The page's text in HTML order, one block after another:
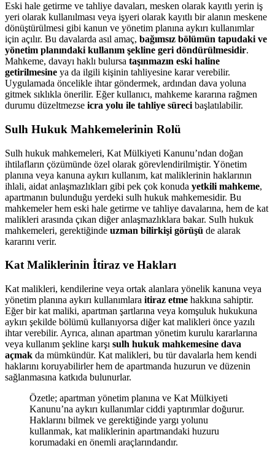
Eski hale getirme ve tahliye davaları, mesken olarak kayıtlı yerin iş
yeri olarak kullanılması veya işyeri olarak kayıtlı bir alanın meskene
dönüştürülmesi gibi kanun ve yönetim planına aykırı kullanımlar
için açılır. Bu davalarda asıl amaç, bağımsız bölümün tapudaki ve
yönetim planındaki kullanım şekline geri döndürülmesidir.
Mahkeme, davayı haklı bulursa taşınmazın eski haline
getirilmesine ya da ilgili kişinin tahliyesine karar verebilir.
Uygulamada öncelikle ihtar göndermek, ardından dava yoluna
gitmek sıklıkla önerilir. Eğer kullanıcı, mahkeme kararına rağmen
durumu düzeltmezse icra yolu ile tahliye süreci başlatılabilir.
Sulh Hukuk Mahkemelerinin Rolü
Sulh hukuk mahkemeleri, Kat Mülkiyeti Kanunu’ndan doğan
ihtilafların çözümünde özel olarak görevlendirilmiştir. Yönetim
planına veya kanuna aykırı kullanım, kat maliklerinin haklarının
ihlali, aidat anlaşmazlıkları gibi pek çok konuda yetkili mahkeme,
apartmanın bulunduğu yerdeki sulh hukuk mahkemesidir. Bu
mahkemeler hem eski hale getirme ve tahliye davalarına, hem de kat
malikleri arasında çıkan diğer anlaşmazlıklara bakar. Sulh hukuk
mahkemeleri, gerektiğinde uzman bilirkişi görüşü de alarak
kararını verir.
Kat Maliklerinin İtiraz ve Hakları
Kat malikleri, kendilerine veya ortak alanlara yönelik kanuna veya
yönetim planına aykırı kullanımlara itiraz etme hakkına sahiptir.
Eğer bir kat maliki, apartman şartlarına veya komşuluk hukukuna
aykırı şekilde bölümü kullanıyorsa diğer kat malikleri önce yazılı
ihtar verebilir. Ayrıca, alınan apartman yönetim kurulu kararlarına
veya kullanım şekline karşı sulh hukuk mahkemesine dava
açmak da mümkündür. Kat malikleri, bu tür davalarla hem kendi
haklarını koruyabilirler hem de apartmanda huzurun ve düzenin
sağlanmasına katkıda bulunurlar.
Özetle; apartman yönetim planına ve Kat Mülkiyeti
Kanunu’na aykırı kullanımlar ciddi yaptırımlar doğurur.
Haklarını bilmek ve gerektiğinde yargı yolunu
kullanmak, kat maliklerinin apartmandaki huzuru
korumadaki en önemli araçlarındandır.